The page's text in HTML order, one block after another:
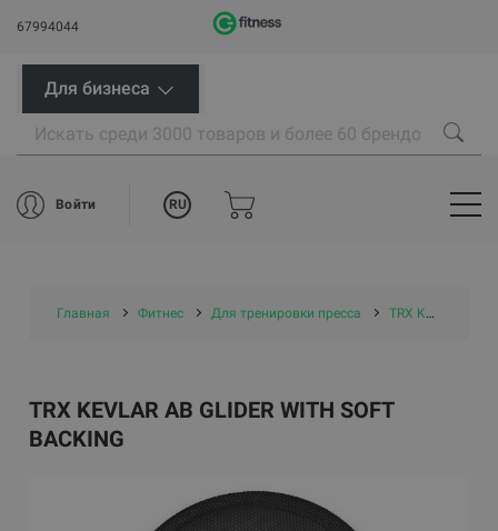
67994044
Для бизнеса
Войти RU
Главная Фитнес Для тренировки пресса TRX Kevlar Ab Glider with Soft Backing
TRX KEVLAR AB GLIDER WITH SOFT
BACKING